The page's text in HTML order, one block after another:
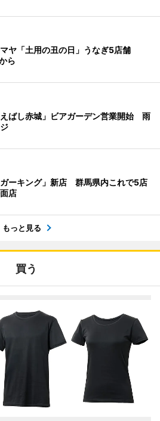
ヤ「土用の丑の日」うなぎ5店舗
ら
ばし赤城」ビアガーデン営業開始 雨
ーキング」新店 群馬県内これで5店
店
もっと見る
買う